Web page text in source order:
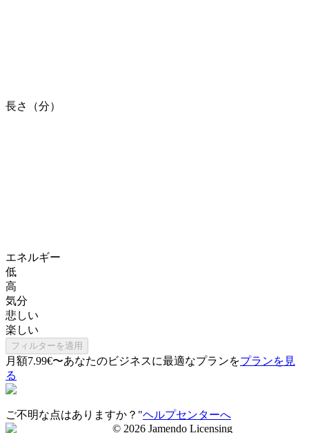
長さ（分）
エネルギー
低
高
気分
悲しい
楽しい
フィルターを適用
月額7.99€〜あなたのビジネスに最適なプランをプランを見
る
ご不明な点はありますか？"ヘルプセンターへ
© 2026 Jamendo Licensing